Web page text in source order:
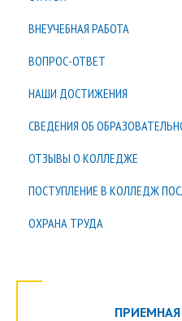
ВНЕУЧЕБНАЯ РАБОТА
ВОПРОС-ОТВЕТ
НАШИ ДОСТИЖЕНИЯ
СВЕДЕНИЯ ОБ
ОТЗЫВЫ О КОЛЛЕДЖЕ
ПОСТУПЛЕНИЕ В КОЛЛЕДЖ
ОХРАНА ТРУДА